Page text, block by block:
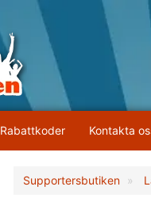
Rabattkoder Kontakta
Supportersbutiken